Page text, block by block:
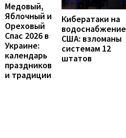
Медовый,
Яблочный и
Ореховый
Спас 2026 в
Украине:
календарь
праздников
и традиции
Кибератаки на
водоснабжение
США: взломаны
системам 12
штатов